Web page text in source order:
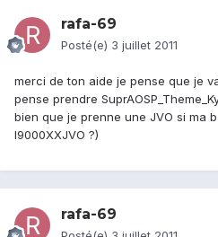
rafa-69
Posté(e) 3 juillet 2011
merci de ton aide je pense que je
pense prendre
bien que je prenne une JVO si ma
I9000XXJVO ?)
rafa-69